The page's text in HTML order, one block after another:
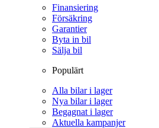
Finansiering
Försäkring
Garantier
Byta in bil
Sälja bil
Populärt
Alla bilar i lager
Nya bilar i lager
Begagnat i lager
Aktuella kampanjer